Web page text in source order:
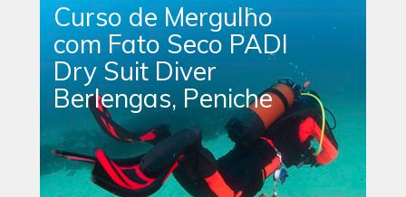
Curso de Mergulho
com Fato Seco PADI
Dry Suit Diver
Berlengas, Peniche